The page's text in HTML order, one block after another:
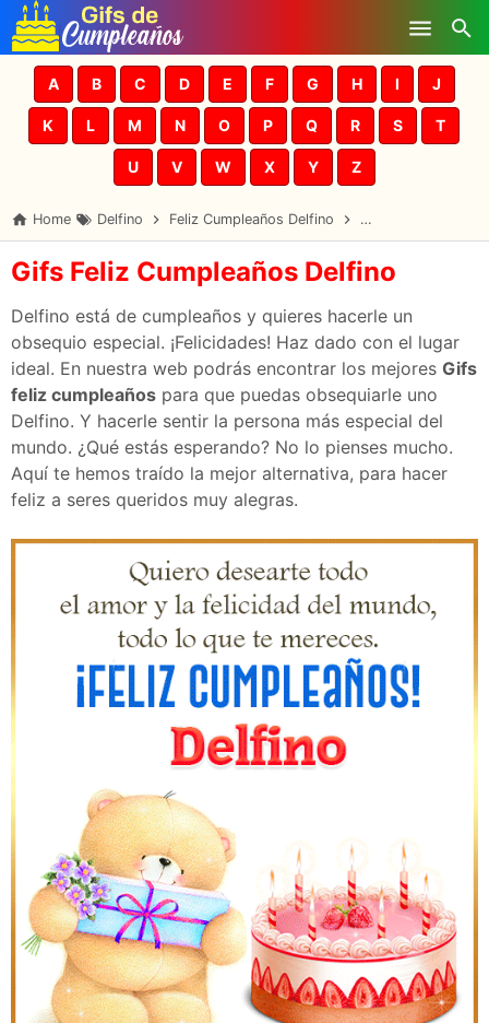
Skip to main content
A B C D E F G H I J
K L M N O P Q R S T
U V W X Y Z
Home Delfino Feliz Cumpleaños Delfino Gifs Cumpleaños
Gifs Feliz Cumpleaños Delfino
Delfino está de cumpleaños y quieres hacerle un
obsequio especial. ¡Felicidades! Haz dado con el lugar
ideal. En nuestra web podrás encontrar los mejores Gifs
feliz cumpleaños para que puedas obsequiarle uno
Delfino. Y hacerle sentir la persona más especial del
mundo. ¿Qué estás esperando? No lo pienses mucho.
Aquí te hemos traído la mejor alternativa, para hacer
feliz a seres queridos muy alegras.